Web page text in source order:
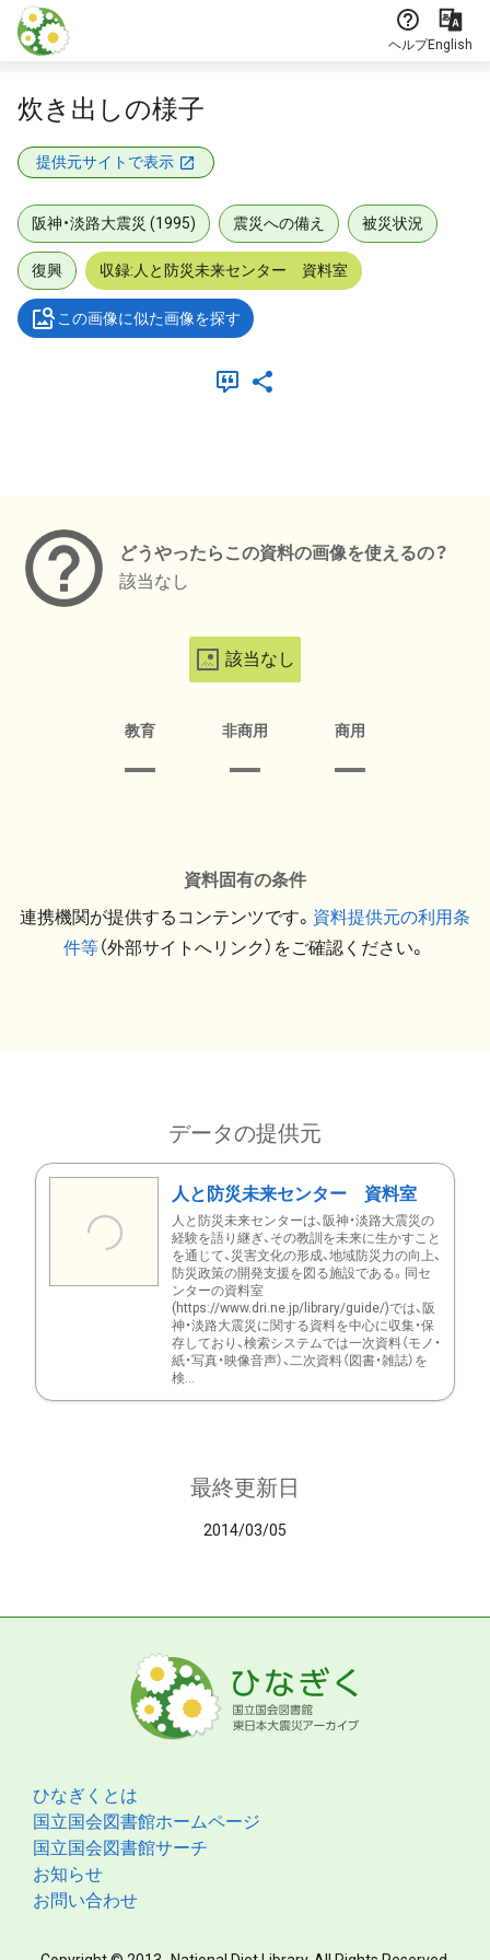
本文に飛ぶ
ヘルプEnglish
炊き出しの様子
提供元サイトで表示
阪神・淡路大震災 (1995) 震災への備え 被災状況
復興 収録:人と防災未来センター 資料室
この画像に似た画像を探す
どうやったらこの資料の画像を使えるの？
該当なし
該当なし
教育 非商用 商用
資料固有の条件
連携機関が提供するコンテンツです。 資料提供元の利用条
件等（外部サイトへリンク）をご確認ください。
データの提供元
人と防災未来センター 資料室
人と防災未来センターは、阪神・淡路大震災の
経験を語り継ぎ、その教訓を未来に生かすこと
を通じて、災害文化の形成、地域防災力の向上、
防災政策の開発支援を図る施設である。同セ
ンターの資料室
(https://www.dri.ne.jp/library/guide/)では、阪
神・淡路大震災に関する資料を中心に収集・保
存しており、検索システムでは一次資料（モノ・
紙・写真・映像音声）、二次資料（図書・雑誌）を
検...
最終更新日
2014/03/05
ひなぎくとは
国立国会図書館ホームページ
国立国会図書館サーチ
お知らせ
お問い合わせ